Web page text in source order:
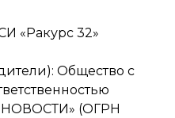
«Ракурс 32»
Общество с
(ОГРН